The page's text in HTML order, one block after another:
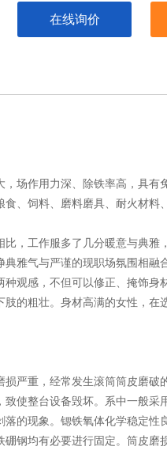
在线询价
场作用力深、除铁率高，具
、饲料、磨料磨具、耐火材料
，工作服多了几分暖意与典雅
雅气与严谨的现职场氛围相融
观感，不但可以修正、掩饰
的粗壮。身材高满的女性，在
严重，经常发生滚筒筒皮磨破
使整台设备毁坏。系中一般采
的现象。锶铁氧体化学稳定性
钢均有必要进行固定。筒皮磨